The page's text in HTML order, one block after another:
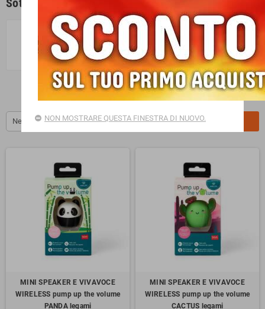
Sotto-categorie
Hi-tech
New products first
MINI SPEAKER E VIVAVOCE
WIRELESS pump up the volume
PANDA legami
MINI SPEAKER E VIVAVOCE
WIRELESS pump up the volume
CACTUS legami
NON MOSTRARE QUESTA FINESTRA DI NUOVO.